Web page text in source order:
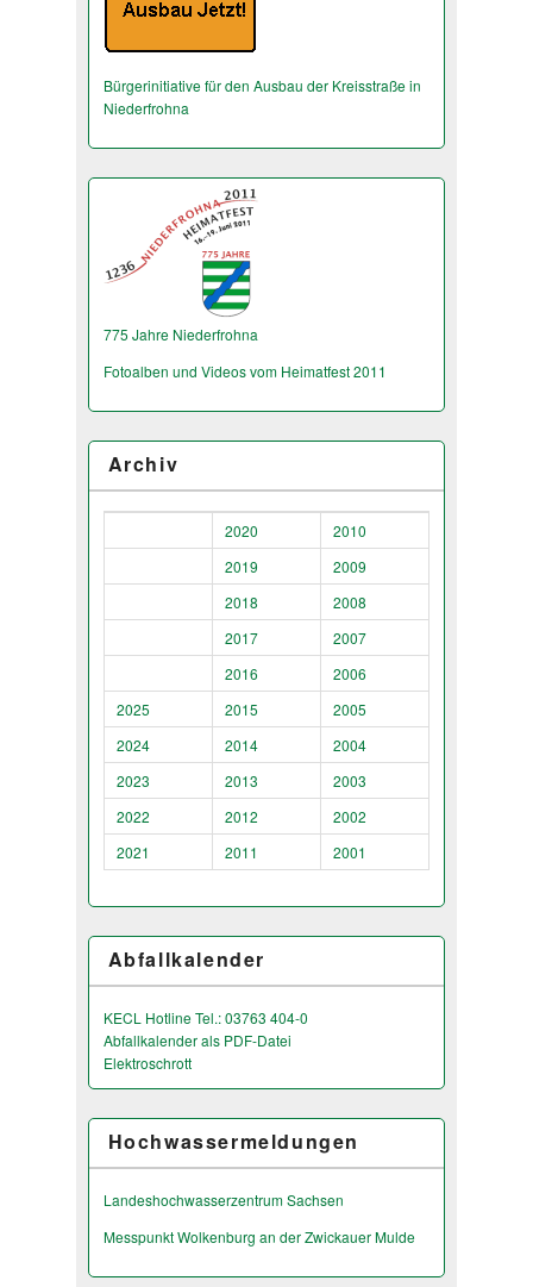
Bürgerinitiative für den Ausbau der Kreisstraße in
Niederfrohna
775 Jahre Niederfrohna
Fotoalben und Videos vom Heimatfest 2011
Archiv
2020
2010
2019
2009
2018
2008
2017
2007
2016
2006
2025
2015
2005
2024
2014
2004
2023
2013
2003
2022
2012
2002
2021
2011 2001
Abfallkalender
KECL Hotline Tel.: 03763 404-0
Abfallkalender als PDF-Datei
Elektroschrott
Hochwassermeldungen
Landeshochwas­serzentrum Sachsen
Messpunkt Wolkenburg an der Zwickauer Mulde